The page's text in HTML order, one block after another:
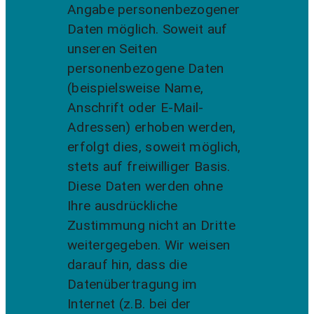
Angabe personenbezogener
Daten möglich. Soweit auf
unseren Seiten
personenbezogene Daten
(beispielsweise Name,
Anschrift oder E-Mail-
Adressen) erhoben werden,
erfolgt dies, soweit möglich,
stets auf freiwilliger Basis.
Diese Daten werden ohne
Ihre ausdrückliche
Zustimmung nicht an Dritte
weitergegeben. Wir weisen
darauf hin, dass die
Datenübertragung im
Internet (z.B. bei der